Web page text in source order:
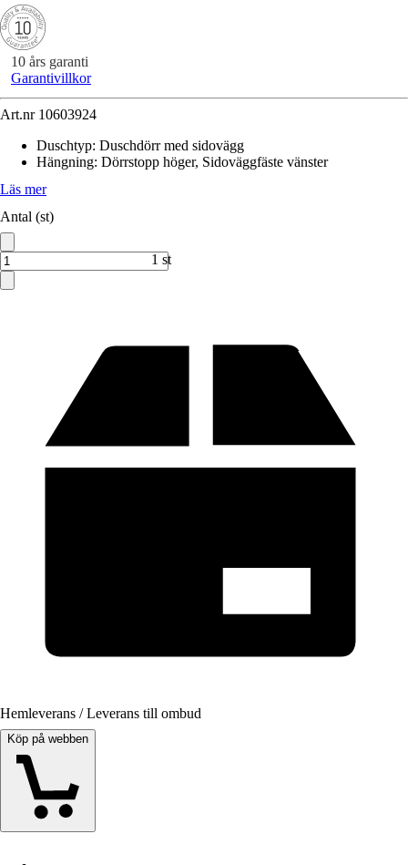
10 års garanti
Garantivillkor
Art.nr 10603924
Duschtyp: Duschdörr med sidovägg
Hängning: Dörrstopp höger, Sidoväggfäste vänster
Läs mer
Antal (st)
1 st
Hemleverans / Leverans till ombud
Köp på webben